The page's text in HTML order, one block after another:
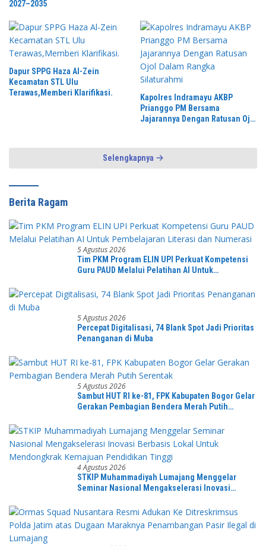
2027–2035
Dapur SPPG Haza Al-Zein
Kecamatan STL Ulu
Terawas,Memberi Klarifikasi.
Kapolres Indramayu AKBP
Prianggo PM Bersama
Jajarannya Dengan Ratusan Ojol
Selengkapnya
Berita Ragam
5 Agustus 2026
Tim PKM Program ELIN UPI Perkuat Kompetensi
Guru PAUD Melalui Pelatihan AI Untuk
5 Agustus 2026
Percepat Digitalisasi, 74 Blank Spot Jadi Prioritas
Penanganan di Muba
5 Agustus 2026
Sambut HUT RI ke-81, FPK Kabupaten Bogor Gelar
Gerakan Pembagian Bendera Merah Putih
4 Agustus 2026
STKIP Muhammadiyah Lumajang Menggelar
Seminar Nasional Mengakselerasi Inovasi
Pendidikan Tinggi